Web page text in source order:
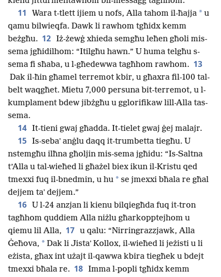
11 Wara t-tlett ijiem u nofs, Alla tahom il-ħajja * u
qamu bilwieqfa. Dawk li rawhom tgħidx kemm
beżgħu. 12 Iż-żewġ xhieda semgħu leħen għoli mis-
sema jgħidilhom: “Itilgħu hawn.” U huma telgħu s-
sema fi sħaba, u l-għedewwa tagħhom rawhom. 13
Dak il-ħin għamel terremot kbir, u għaxra fil-100 tal-
belt waqgħet. Mietu 7,000 persuna bit-terremot, u l-
kumplament bdew jibżgħu u gglorifikaw lill-Alla tas-
sema.
14 It-tieni gwaj għadda. It-tielet gwaj ġej malajr.
15 Is-sebaʼ anġlu daqq it-trumbetta tiegħu. U
nstemgħu ilħna għoljin mis-sema jgħidu: “Is-Saltna
t’Alla u tal-wieħed li għażel biex ikun il-Kristu qed
tmexxi fuq il-bnedmin, u hu * se jmexxi bħala re għal
dejjem taʼ dejjem.”
16
U l-24 anzjan li kienu bilqiegħda fuq it-tron
tagħhom quddiem Alla niżlu għarkopptejhom u
qiemu lil Alla, 17 u qalu: “Nirringrazzjawk, Alla
Ġeħova, * Dak li Jistaʼ Kollox, il-wieħed li jeżisti u li
eżista, għax int użajt il-qawwa kbira tiegħek u bdejt
tmexxi bħala re. 18 Imma l-popli tgħidx kemm